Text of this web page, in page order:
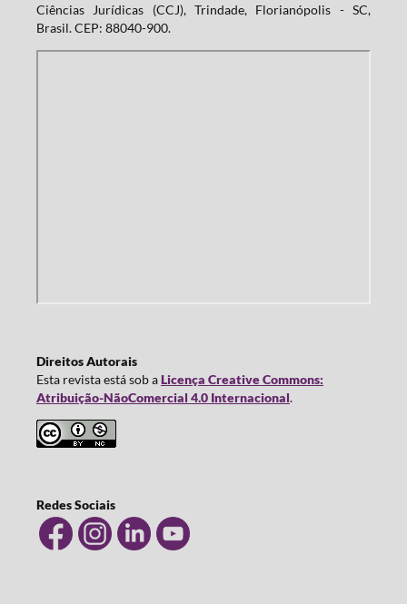
Ciências Jurídicas (CCJ), Trindade, Florianópolis - SC,
Brasil. CEP: 88040-900.
Direitos Autorais
Esta revista está sob aLicença Creative Commons:
Atribuição-NãoComercial 4.0 Internacional.
Redes Sociais